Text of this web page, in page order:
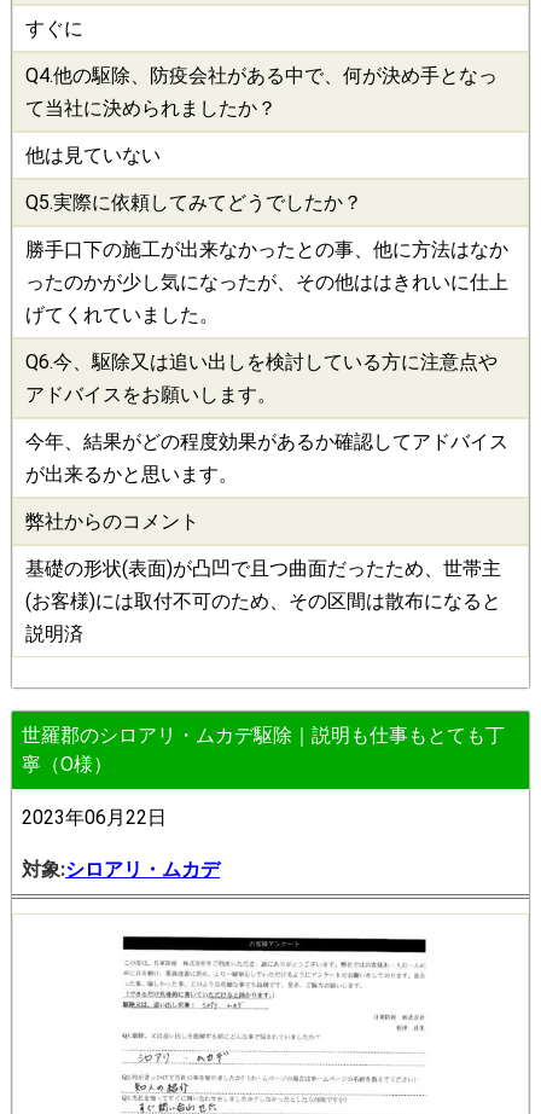
すぐに
Q4.他の駆除、 防疫会社がある中で、何が決め手となっ
て当社に決められましたか？
他は見ていない
Q5.実際に依頼してみてどうでしたか？
勝手口下の施工が出来なかったとの事、他に方法はなか
ったのかが少し気になったが、その他ははきれいに仕上
げてくれていました。
Q6.今、駆除又は追い出しを検討している方に注意点や
アドバイスをお願いします。
今年、結果がどの程度効果があるか確認してアドバイス
が出来るかと思います。
弊社からのコメント
基礎の形状(表面)が凸凹で且つ曲面だったため、世帯主
(お客様)には取付不可のため、その区間は散布になると
説明済
世羅郡のシロアリ・ムカデ駆除｜説明も仕事もとても丁
寧（O様）
2023年06月22日
対象:シロアリ・ムカデ